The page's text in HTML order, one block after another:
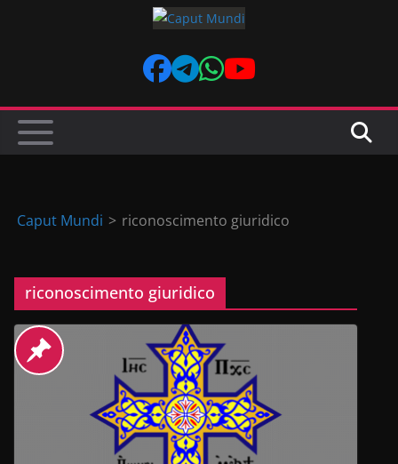
Caput Mundi > riconoscimento giuridico
riconoscimento giuridico